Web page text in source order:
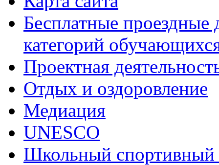
Бесплатные
категорий
Проектная
Отдых и оздоровление
Медиация
UNESCO
Школьный спортивный